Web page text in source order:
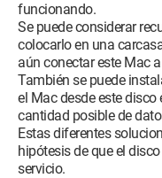
funcionando.
Se puede considerar
colocarlo en una
aún conectar este Mac
También se puede
el Mac desde este disco
cantidad posible de
Estas diferentes
hipótesis de que el
servicio.